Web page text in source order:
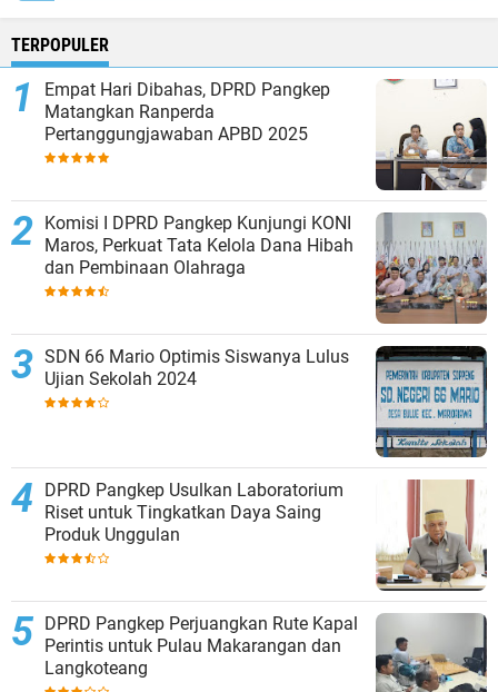
TERPOPULER
Empat Hari Dibahas, DPRD Pangkep
Matangkan Ranperda
Pertanggungjawaban APBD 2025
Komisi I DPRD Pangkep Kunjungi KONI
Maros, Perkuat Tata Kelola Dana Hibah
dan Pembinaan Olahraga
SDN 66 Mario Optimis Siswanya Lulus
Ujian Sekolah 2024
DPRD Pangkep Usulkan Laboratorium
Riset untuk Tingkatkan Daya Saing
Produk Unggulan
DPRD Pangkep Perjuangkan Rute Kapal
Perintis untuk Pulau Makarangan dan
Langkoteang